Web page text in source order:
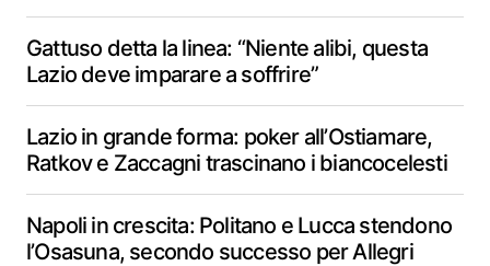
Gattuso detta la linea: “Niente alibi, questa
Lazio deve imparare a soffrire”
Lazio in grande forma: poker all’Ostiamare,
Ratkov e Zaccagni trascinano i biancocelesti
Napoli in crescita: Politano e Lucca stendono
l’Osasuna, secondo successo per Allegri